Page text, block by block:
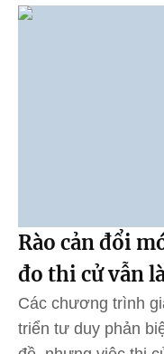
Rào cản đổi
đo thi cử vẫn
Các chương trình
triển tư duy phản